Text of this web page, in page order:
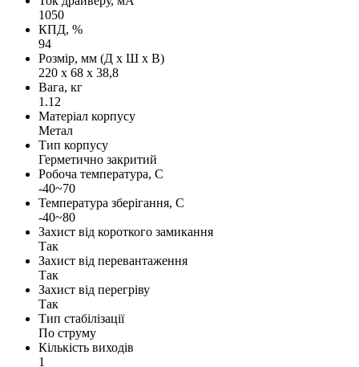
1050
КПД, %
94
Розмір, мм (Д х Ш х В)
220 х 68 х 38,8
Вага, кг
1.12
Матеріал корпусу
Метал
Тип корпусу
Герметично закритий
Робоча температура, С
-40~70
Температура зберігання, С
-40~80
Захист від короткого замикання
Так
Захист від перевантаження
Так
Захист від перегріву
Так
Тип стабілізації
По струму
Кількість виходів
1